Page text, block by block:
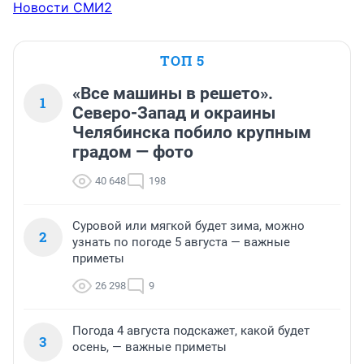
Новости СМИ2
ТОП 5
1
«Все машины в решето».
Северо-Запад и окраины
Челябинска побило крупным
градом — фото
40 648 198
2
Суровой или мягкой будет зима, можно
узнать по погоде 5 августа — важные
приметы
26 298 9
3
Погода 4 августа подскажет, какой будет
осень, — важные приметы